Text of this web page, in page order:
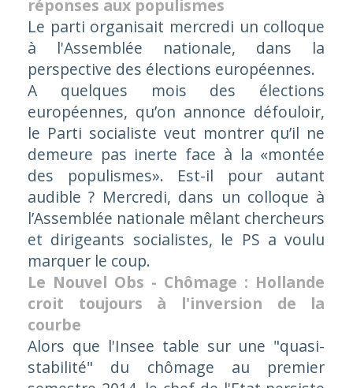
réponses aux populismes
Le parti organisait mercredi un colloque
à l'Assemblée nationale, dans la
perspective des élections européennes.
A quelques mois des élections
européennes, qu’on annonce défouloir,
le Parti socialiste veut montrer qu’il ne
demeure pas inerte face à la «montée
des populismes». Est-il pour autant
audible ? Mercredi, dans un colloque à
l’Assemblée nationale mêlant chercheurs
et dirigeants socialistes, le PS a voulu
marquer le coup.
Le Nouvel Obs - Chômage : Hollande
croit toujours à l'inversion de la
courbe
Alors que l'Insee table sur une "quasi-
stabilité" du chômage au premier